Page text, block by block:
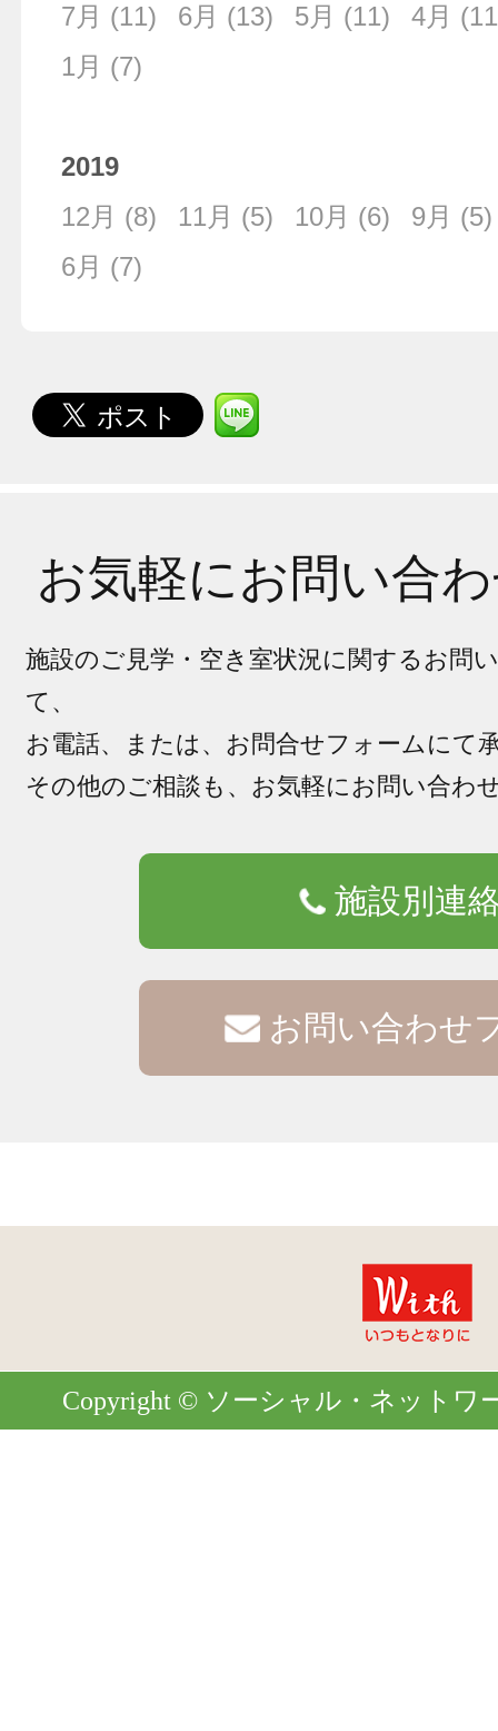
7月 (11) 6月 (13) 5月 (11) 4月
1月 (7)
2019
12月 (8) 11月 (5) 10月 (6) 9月 (5)
6月 (7)
お気軽にお問い合
施設のご見学・空き室状況に関するお問
て、
お電話、または、お問合せフォームにて
その他のご相談も、お気軽にお問い合わ
施設別連
お問い合わせ
Copyright © ソーシャル・ネットワ